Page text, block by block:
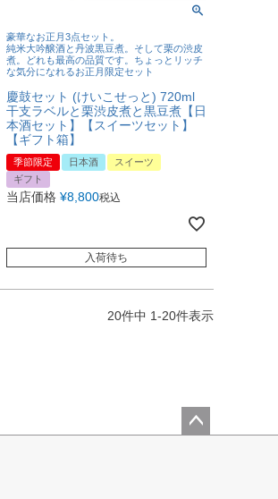
豪華なお正月3点セット。
純米大吟醸酒と丹波黒豆煮。そして栗の渋皮
煮。どれも最高の品質です。ちょっとリッチ
な気分になれるお正月限定セット
慶鼓セット (けいこせっと) 720ml
干支ラベルと栗渋皮煮と黒豆煮【日
本酒セット】【スイーツセット】
【ギフト箱】
季節限定 日本酒
スイーツ
ギフト
当店価格 ¥8,800税込
入荷待ち
20件中 1-20件表示